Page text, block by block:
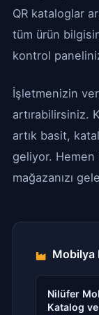
QR kataloglar
tüm ürün
kontrol
İşletmenizin
artırabilirsiniz.
artık basit,
geliyor.
mağazanızı
Mobilya
Nilüfer
Katalog